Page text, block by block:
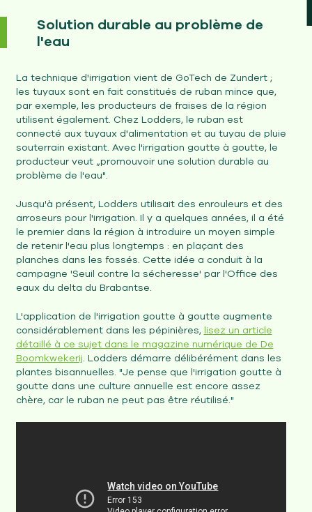
Solution durable au problème de
l'eau
La technique d'irrigation vient de GoTech de Zundert ;
les tuyaux sont en fait constitués de ruban mince que,
par exemple, les producteurs de fraises de la région
utilisent également. Chez Lodders, le ruban est
connecté aux tuyaux d'alimentation et au tuyau de pluie
souterrain existant. Avec l'irrigation goutte à goutte, le
producteur veut „promouvoir une solution durable au
problème de l'eau".
Jusqu'à présent, Lodders utilisait des enrouleurs et des
arroseurs pour l'irrigation. Il y a quelques années, il a été
le premier dans la région à introduire un moyen simple
de retenir l'eau plus longtemps : en plaçant des
planches dans les fossés. Cette idée a conduit à la
campagne 'Seuil contre la sécheresse' par l'Office des
eaux du delta du Brabantse.
L'application de l'irrigation goutte à goutte augmente
considérablement dans les pépinières, lisez un article
détaillé à ce sujet dans le magazine numérique de De
Boomkwekerij. Lodders démarre délibérément dans les
plantes bisannuelles. "Je pense que l'irrigation goutte à
goutte dans une culture annuelle est encore assez
chère, car le ruban ne peut pas être réutilisé."